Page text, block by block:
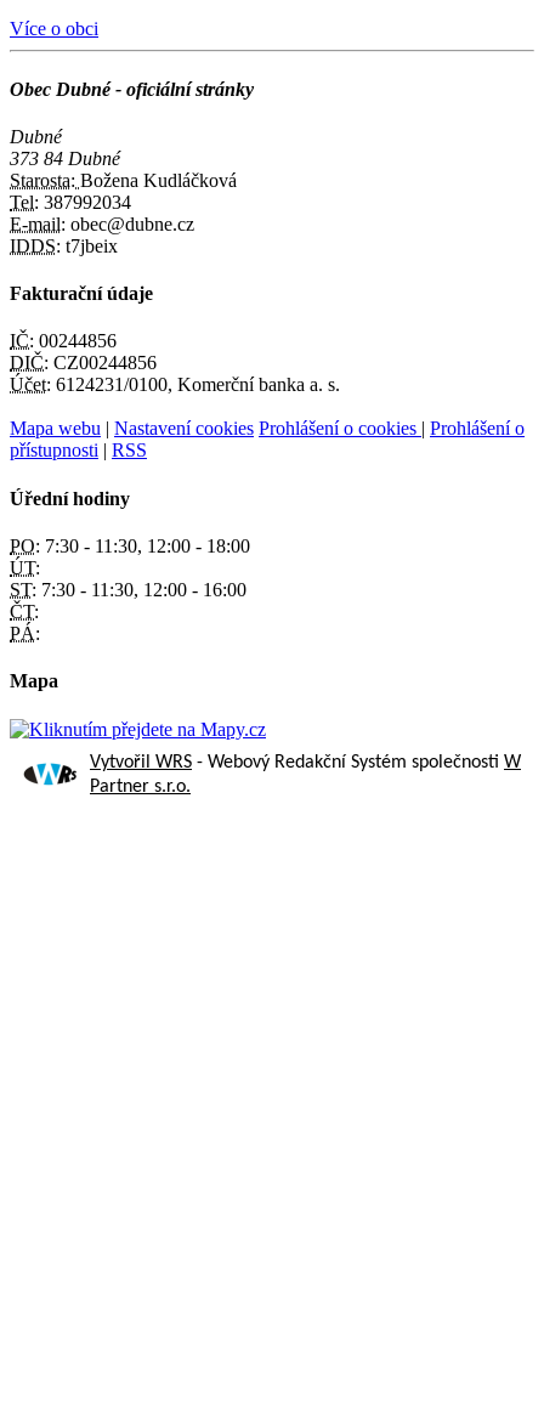
Více o obci
Obec Dubné - oficiální stránky
Dubné
373 84 Dubné
Starosta: Božena Kudláčková
Tel: 387992034
E-mail: obec@dubne.cz
IDDS: t7jbeix
Fakturační údaje
IČ: 00244856
DIČ: CZ00244856
Účet: 6124231/0100, Komerční banka a. s.
Mapa webu Nastavení cookies Prohlášení o cookies
Prohlášení o
přístupnosti
RSS
Úřední hodiny
PO: 7:30 - 11:30, 12:00 - 18:00
ÚT:
ST: 7:30 - 11:30, 12:00 - 16:00
ČT:
PÁ:
Mapa
Vytvořil WRS - Webový Redakční Systém společnosti W
Partner s.r.o.